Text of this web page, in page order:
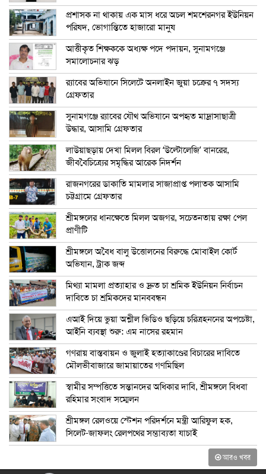
প্রশাসক না থাকায় এক মাস ধরে অচল শমশেরনগর ইউনিয়ন
পরিষদ, ভোগান্তিতে হাজারো মানুষ
আত্তীকৃত শিক্ষককে অধ্যক্ষ পদে পদায়ন, সুনামগঞ্জে
সমালোচনার ঝড়
র‍্যাবের অভিযানে সিলেটে অনলাইন জুয়া চক্রের ৭ সদস্য
গ্রেফতার
সুনামগঞ্জে র‍্যাবের যৌথ অভিযানে অপহৃত মাদ্রাসাছাত্রী
উদ্ধার, আসামি গ্রেফতার
লাউয়াছড়ায় দেখা মিলল বিরল ‘উল্টোলেজি’ বানরের,
জীববৈচিত্র্যের সমৃদ্ধির আরেক নিদর্শন
রাজনগরের ডাকাতি মামলার সাজাপ্রাপ্ত পলাতক আসামি
চট্টগ্রামে গ্রেফতার
শ্রীমঙ্গলের ধানক্ষেতে মিলল অজগর, সচেতনতায় রক্ষা পেল
প্রাণীটি
শ্রীমঙ্গলে অবৈধ বালু উত্তোলনের বিরুদ্ধে মোবাইল কোর্ট
অভিযান, ট্রাক জব্দ
মিথ্যা মামলা প্রত্যাহার ও দ্রুত চা শ্রমিক ইউনিয়ন নির্বাচন
দাবিতে চা শ্রমিকদের মানববন্ধন
এআই দিয়ে ভুয়া অশ্লীল ভিডিও ছড়িয়ে চরিত্রহননের অপচেষ্টা,
আইনি ব্যবস্থা শুরু: এম নাসের রহমান
গণরায় বাস্তবায়ন ও জুলাই হত্যাকাণ্ডের বিচারের দাবিতে
মৌলভীবাজারে জামায়াতের গণমিছিল
স্বামীর সম্পত্তিতে সন্তানদের অধিকার দাবি, শ্রীমঙ্গলে বিধবা
রহিমার সংবাদ সম্মেলন
শ্রীমঙ্গল রেলওয়ে স্টেশন পরিদর্শনে মন্ত্রী আরিফুল হক,
সিলেট-জাফলং রেলপথের সম্ভাব্যতা যাচাই
আরও খবর